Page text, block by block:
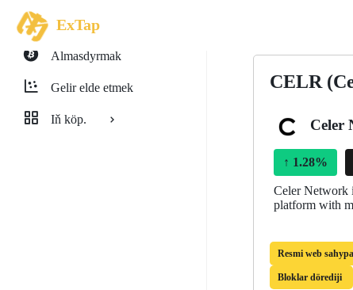
ExTap
Almasdyrmak
Gelir elde etmek
Iň köp.
CELR
Celer
↑ 1.28%
Celer Network
platform with
Resmi web
Bloklar dörediji